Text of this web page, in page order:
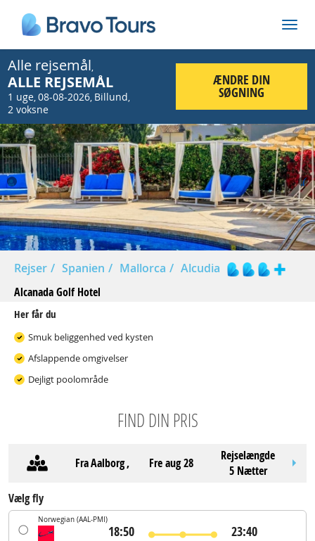
Alle rejsemål,
ALLE REJSEMÅL
1 uge,08-08-2026, Billund,
2 voksne
ÆNDRE DIN
SØGNING
Prev
Rejser Spanien Mallorca
Alcudia
Alcanada Golf Hotel
Her får du
Smuk beliggenhed ved kysten
Afslappende omgivelser
Dejligt poolområde
FIND DIN PRIS
FraAalborg, fre aug 28
Rejselængde
5 Nætter
Vælg fly
Norwegian (AAL-PMI)
18:50 23:40